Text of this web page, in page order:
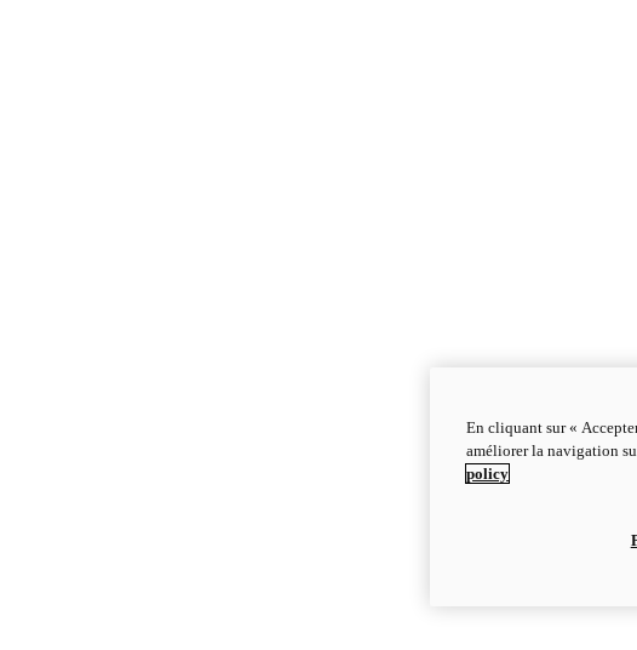
En cliquant sur «
améliorer la navigation
policy